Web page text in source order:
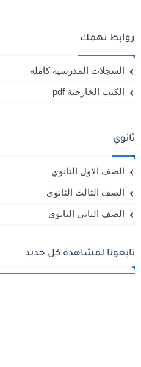
روابط تهمك
السجلات المدرسية كاملة
الكتب الخارجية pdf
ثانوي
الصف الاول الثانوي
الصف الثالث الثانوي
الصف الثاني الثانوي
تابعونا لمشاهدة كل جديد